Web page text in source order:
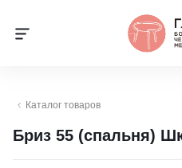
Каталог товаров
Бриз 55 (спальня)